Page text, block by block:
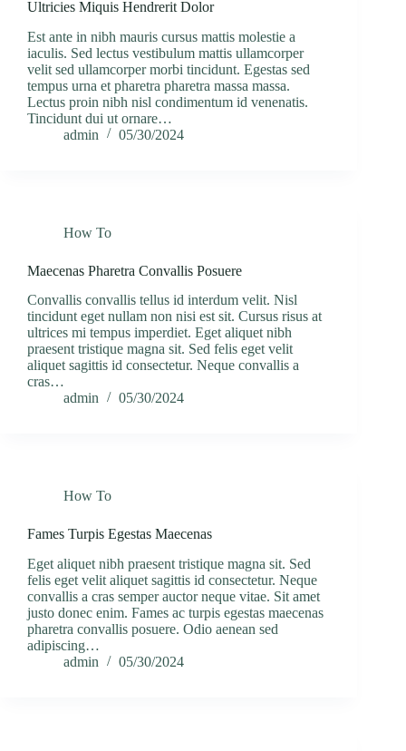
Ultricies Miquis Hendrerit Dolor
Est ante in nibh mauris cursus mattis molestie a
iaculis. Sed lectus vestibulum mattis ullamcorper
velit sed ullamcorper morbi tincidunt. Egestas sed
tempus urna et pharetra pharetra massa massa.
Lectus proin nibh nisl condimentum id venenatis.
Tincidunt dui ut ornare…
admin
05/30/2024
How To
Maecenas Pharetra Convallis Posuere
Convallis convallis tellus id interdum velit. Nisl
tincidunt eget nullam non nisi est sit. Cursus risus at
ultrices mi tempus imperdiet. Eget aliquet nibh
praesent tristique magna sit. Sed felis eget velit
aliquet sagittis id consectetur. Neque convallis a
cras…
admin
05/30/2024
How To
Fames Turpis Egestas Maecenas
Eget aliquet nibh praesent tristique magna sit. Sed
felis eget velit aliquet sagittis id consectetur. Neque
convallis a cras semper auctor neque vitae. Sit amet
justo donec enim. Fames ac turpis egestas maecenas
pharetra convallis posuere. Odio aenean sed
adipiscing…
admin
05/30/2024